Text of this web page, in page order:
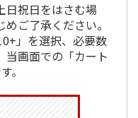
祝日をはさむ場
ご了承ください。
」を選択、必要数
当画面での「カート
。